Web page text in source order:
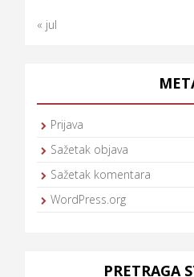
« jul
Prijava
Sažetak objava
Sažetak komentara
WordPress.org
PRETRAGA